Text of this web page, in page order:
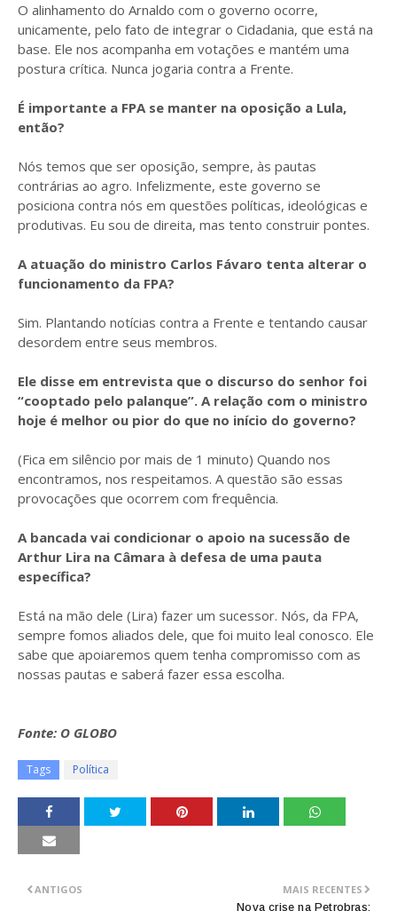
O alinhamento do Arnaldo com o governo ocorre,
unicamente, pelo fato de integrar o Cidadania, que está na
base. Ele nos acompanha em votações e mantém uma
postura crítica. Nunca jogaria contra a Frente.
É importante a FPA se manter na oposição a Lula,
então?
Nós temos que ser oposição, sempre, às pautas
contrárias ao agro. Infelizmente, este governo se
posiciona contra nós em questões políticas, ideológicas e
produtivas. Eu sou de direita, mas tento construir pontes.
A atuação do ministro Carlos Fávaro tenta alterar o
funcionamento da FPA?
Sim. Plantando notícias contra a Frente e tentando causar
desordem entre seus membros.
Ele disse em entrevista que o discurso do senhor foi
“cooptado pelo palanque”. A relação com o ministro
hoje é melhor ou pior do que no início do governo?
(Fica em silêncio por mais de 1 minuto) Quando nos
encontramos, nos respeitamos. A questão são essas
provocações que ocorrem com frequência.
A bancada vai condicionar o apoio na sucessão de
Arthur Lira na Câmara à defesa de uma pauta
específica?
Está na mão dele (Lira) fazer um sucessor. Nós, da FPA,
sempre fomos aliados dele, que foi muito leal conosco. Ele
sabe que apoiaremos quem tenha compromisso com as
nossas pautas e saberá fazer essa escolha.
Fonte: O GLOBO
Tags Política
MAIS RECENTES
Nova crise na Petrobras:
ANTIGOS